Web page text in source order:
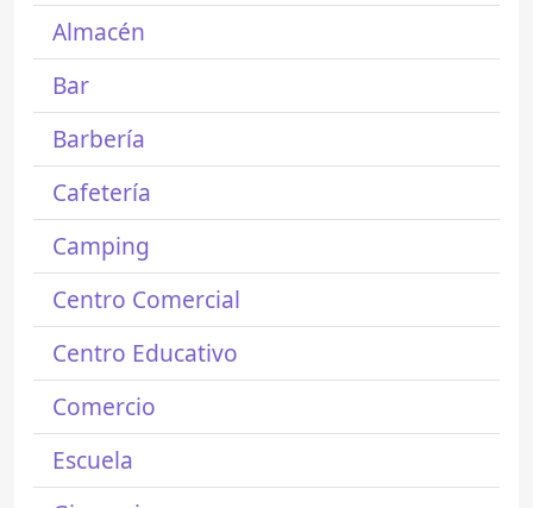
Almacén
Bar
Barbería
Cafetería
Camping
Centro Comercial
Centro Educativo
Comercio
Escuela